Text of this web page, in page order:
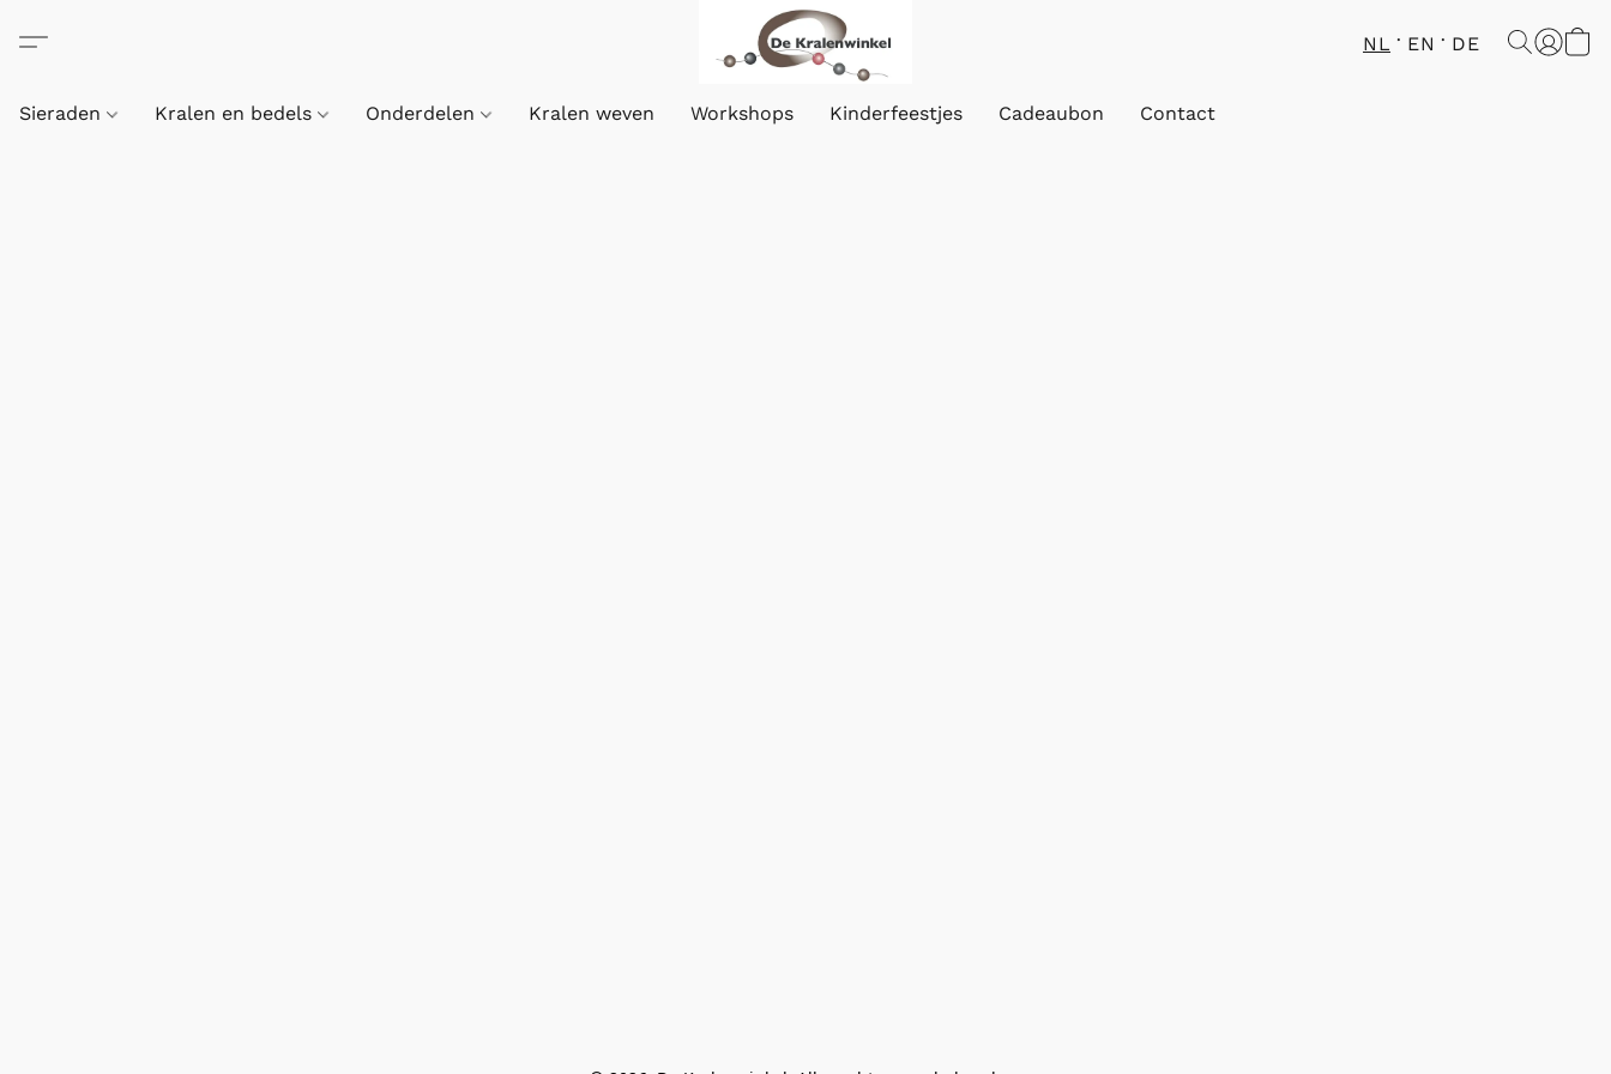
NL EN DE
Sieraden Kralen en bedels Onderdelen Kralen weven Workshops Kinderfeestjes Cadeaubon Contact